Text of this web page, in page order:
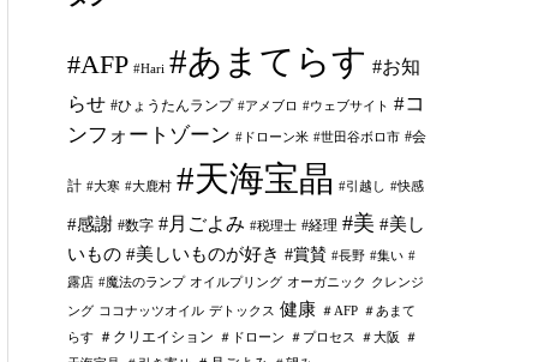
#AFP #Hari #あまてらす #お知
らせ #ひょうたんランプ #アメブロ #ウェブサイト #コ
ンフォートゾーン #ドローン米 #世田谷ボロ市 #会
計 #大寒 #大鹿村 #天海宝晶 #引越し #快感
#感謝 #数字 #月ごよみ #税理士 #経理 #美 #美し
いもの #美しいものが好き #賞賛 #長野 #集い #
露店 #魔法のランプ オイルプリング オーガニック クレンジ
ング ココナッツオイル デトックス 健康 ＃AFP ＃あまて
らす
＃クリエイション ＃ドローン ＃プロセス ＃大阪
＃